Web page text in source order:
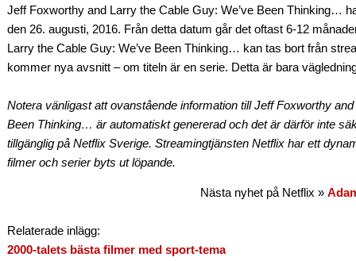
Jeff Foxworthy and Larry the Cable Guy: We’ve Been Thinking…
den 26. augusti, 2016. Från detta datum går det oftast 6-12
Larry the Cable Guy: We’ve Been Thinking… kan tas bort från
kommer nya avsnitt – om titeln är en serie. Detta är bara
Notera vänligast att ovanstående information till Jeff Foxworthy
Been Thinking… är automatiskt genererad och det är därför inte
tillgänglig på Netflix Sverige. Streamingtjänsten Netflix har ett
filmer och serier byts ut löpande.
Nästa nyhet på Netflix »
Relaterade inlägg:
2000-talets bästa filmer med sport-tema